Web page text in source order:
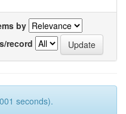
by
record
seconds).